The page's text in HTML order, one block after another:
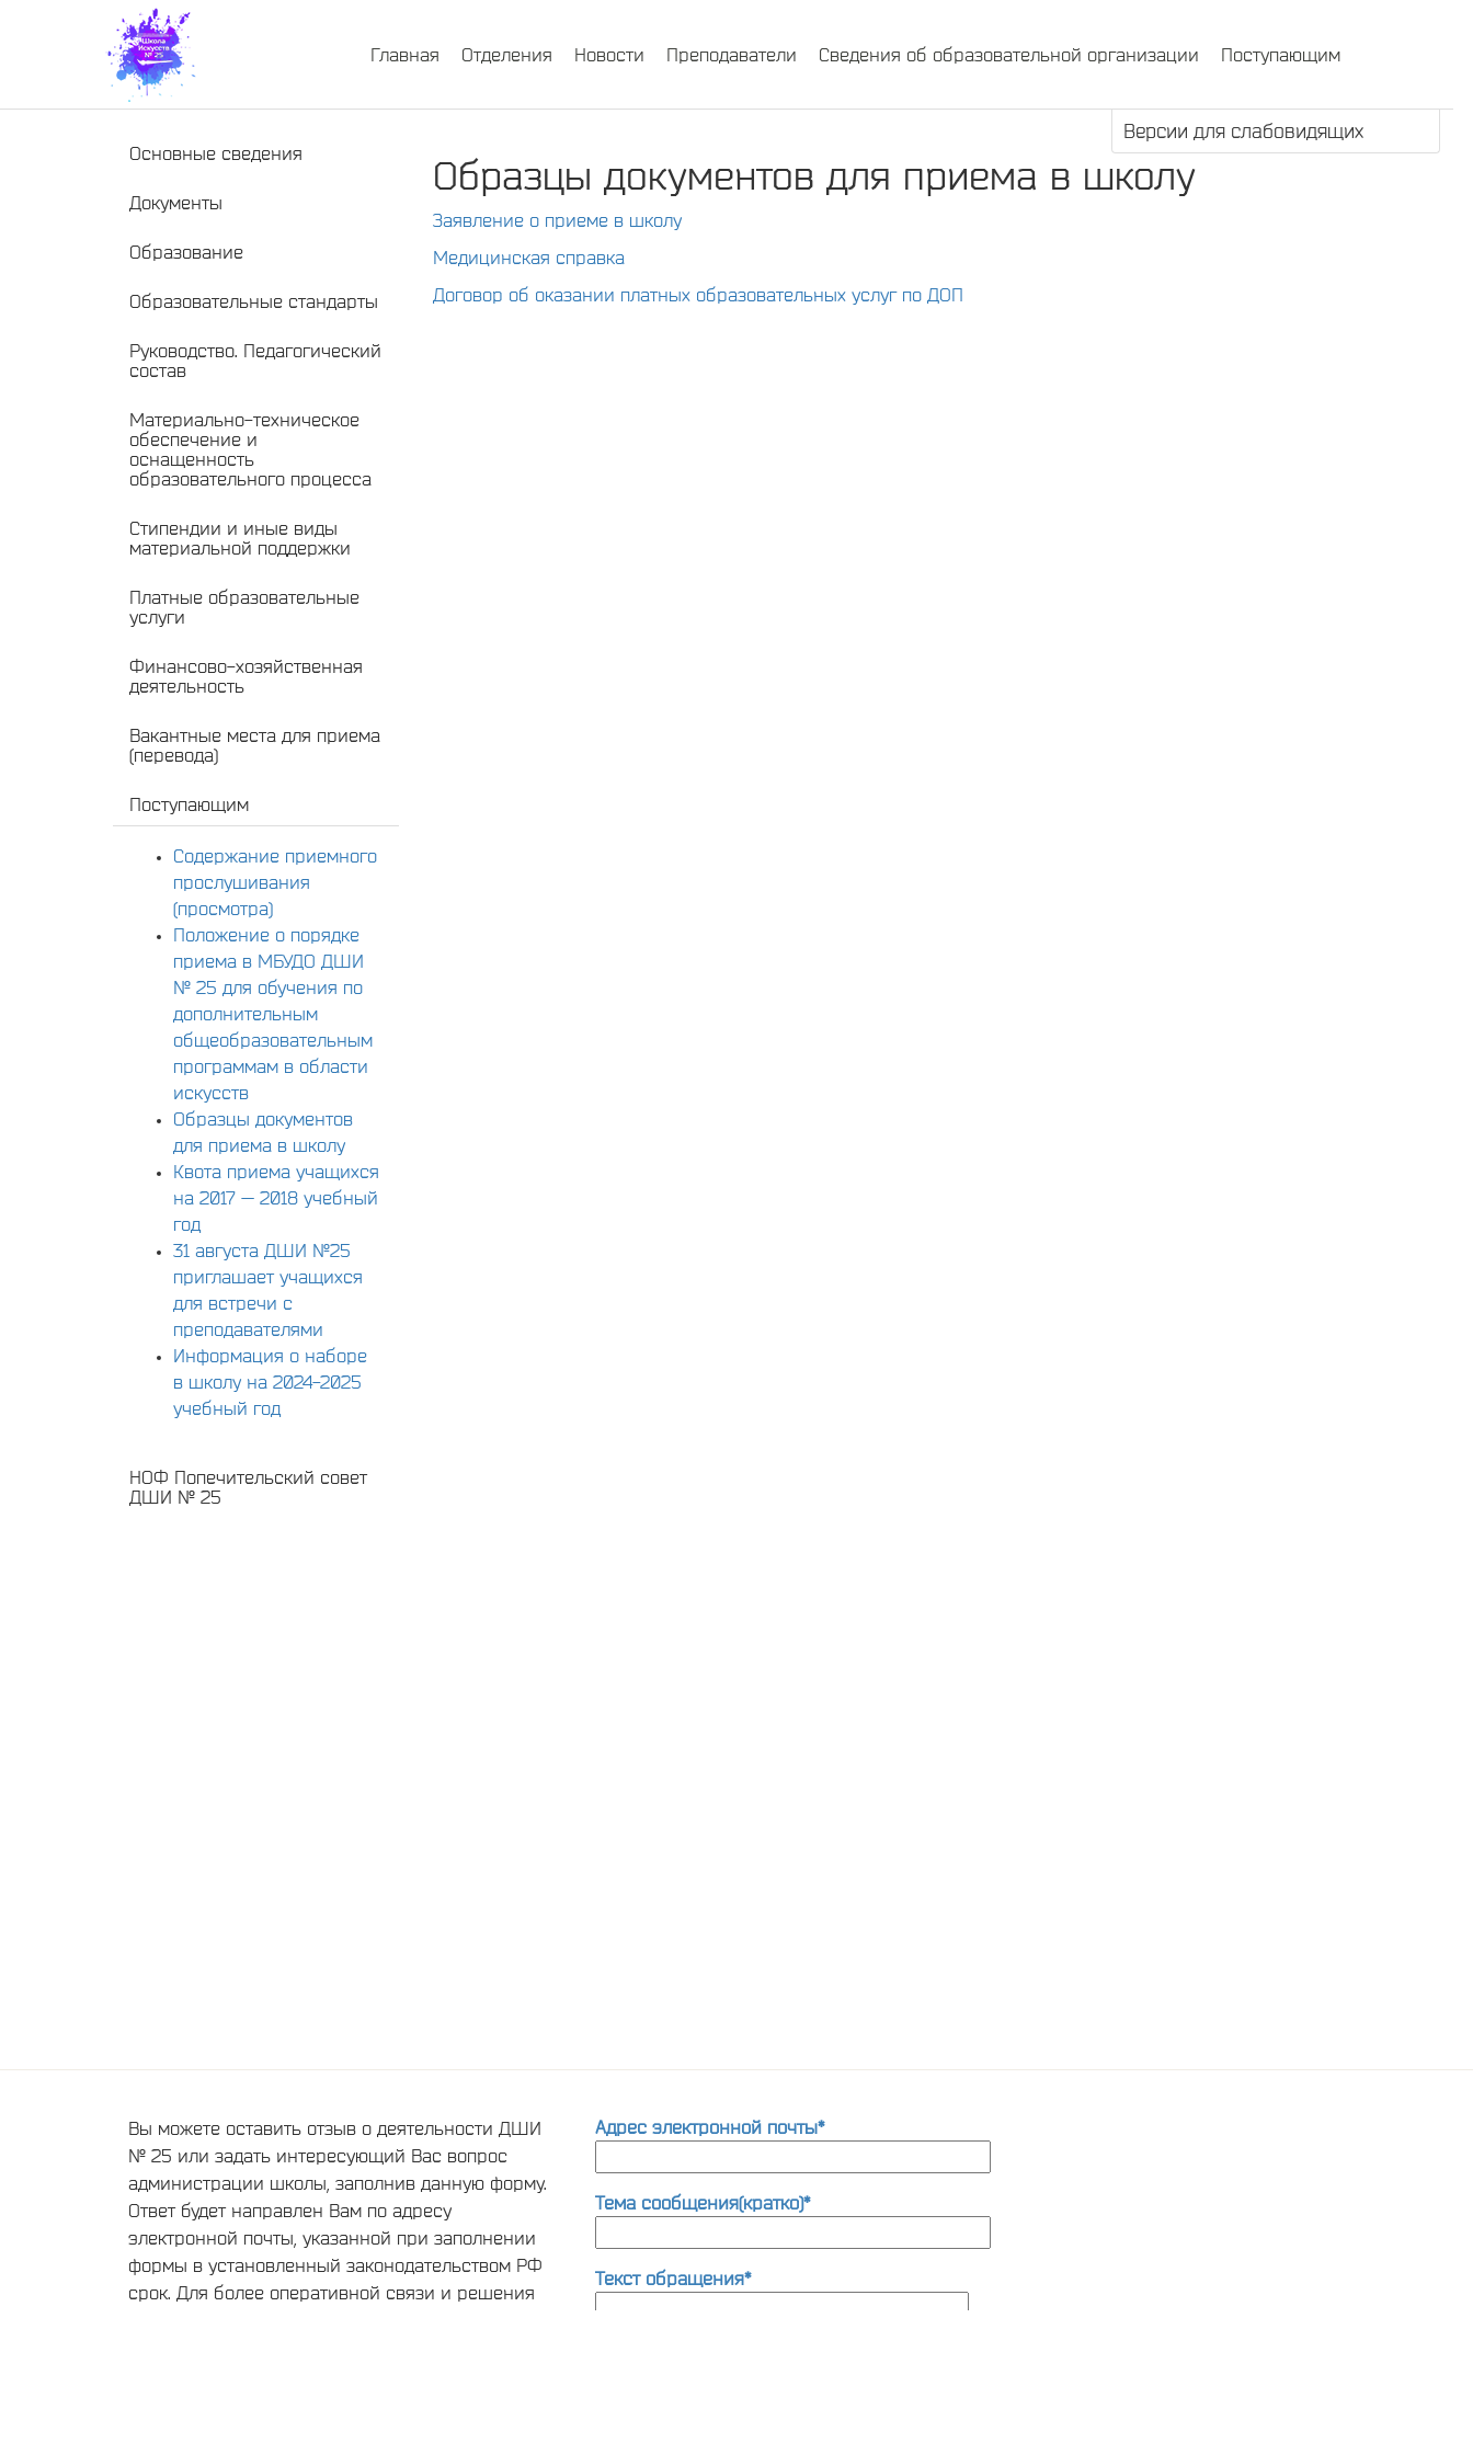
Главная Отделения Новости Преподаватели Сведения об образовательной организации Поступающим
Версии для слабовидящих
Основные сведения
Документы
Образование
Образовательные стандарты
Руководство. Педагогический
состав
Материально-техническое
обеспечение и
оснащенность
образовательного процесса
Стипендии и иные виды
материальной поддержки
Платные образовательные
услуги
Финансово-хозяйственная
деятельность
Вакантные места для приема
(перевода)
Поступающим
Содержание приемного
прослушивания
(просмотра)
Положение о порядке
приема в МБУДО ДШИ
№ 25 для обучения по
дополнительным
общеобразовательным
программам в области
искусств
Образцы документов
для приема в школу
Квота приема учащихся
на 2017 — 2018 учебный
год
31 августа ДШИ №25
приглашает учащихся
для встречи с
преподавателями
Информация о наборе
в школу на 2024-2025
учебный год
НОФ Попечительский совет
ДШИ № 25
Образцы документов для приема в школу
Заявление о приеме в школу
Медицинская справка
Договор об оказании платных образовательных услуг по ДОП
Вы можете оставить отзыв о деятельности ДШИ
№ 25 или задать интересующий Вас вопрос
администрации школы, заполнив данную форму.
Ответ будет направлен Вам по адресу
электронной почты, указанной при заполнении
формы в установленный законодательством РФ
срок. Для более оперативной связи и решения
Адрес электронной почты*
Тема сообщения(кратко)*
Текст обращения*